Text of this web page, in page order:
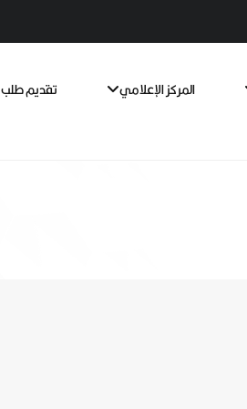
المركز الإعلامي تقديم طلب